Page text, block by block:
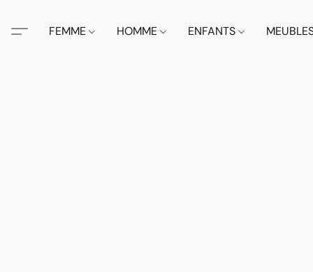
FEMME HOMME ENFANTS